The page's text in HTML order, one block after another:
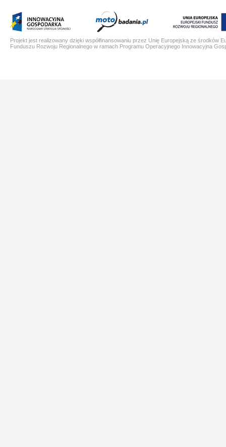
Projekt jest realizowany dzięki współfinansowaniu przez Unię Europejską ze środków
Funduszu Rozwoju Regionalnego w ramach Programu Operacyjnego Innowacyjna